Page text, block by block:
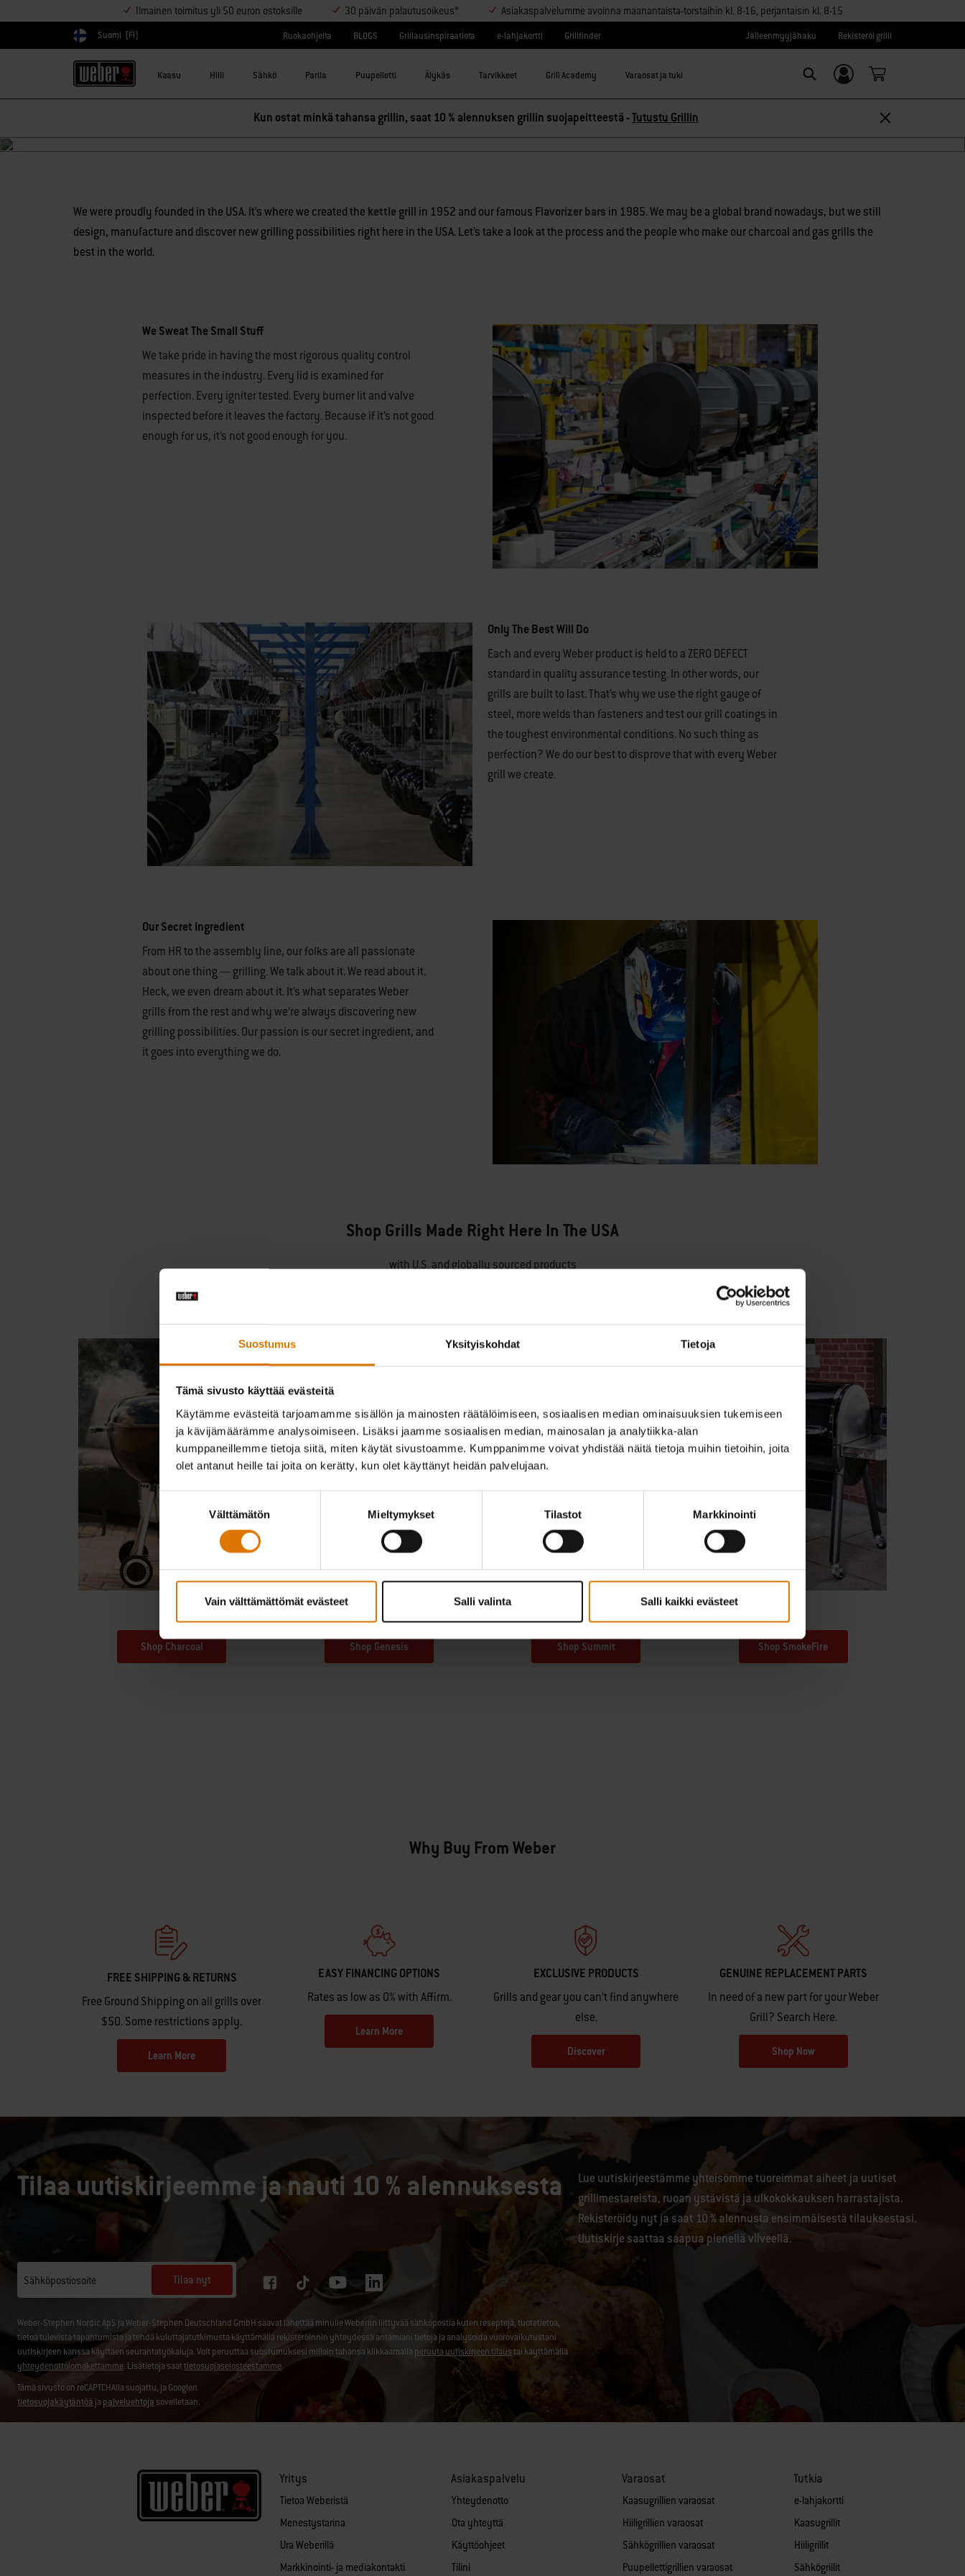
Suostumus Yksityiskohdat Tietoja
Tämä sivusto käyttää evästeitä
Käytämme evästeitä tarjoamamme sisällön ja mainosten räätälöimiseen, sosiaalisen median ominaisuuksien tukemiseen
ja kävijämäärämme analysoimiseen. Lisäksi jaamme sosiaalisen median, mainosalan ja analytiikka-alan
kumppaneillemme tietoja siitä, miten käytät sivustoamme. Kumppanimme voivat yhdistää näitä tietoja muihin tietoihin, joita
olet antanut heille tai joita on kerätty, kun olet käyttänyt heidän palvelujaan.
Välttämätön Mieltymykset Tilastot Markkinointi
Vain välttämättömät evästeet Salli valinta Salli kaikki evästeet
Ilmainen toimitus yli 50 euron ostoksille 30 päivän palautusoikeus* Asiakaspalvelumme avoinna maanantaista-torstaihin kl. 8-16, perjantaisin kl. 8-15
Valitse maa
Suomi (FI) Ruokaohjeita BLOGS Grillausinspiraatiota e-lahjakortti Grillfinder Jälleenmyyjähaku Rekisteröi grilli
Kaasu Hiili Sähkö Parila Puupelletti Älykäs Tarvikkeet Grill Academy Varaosat ja tuki
Kirjaudu sisään/
Rekisteröidy
Kun ostat minkä tahansa grillin, saat 10 % alennuksen grillin suojapeitteestä -Tutustu Grillin
Made In The Heart Of America
We were proudly founded in the USA. It’s where we created the kettle grill in 1952 and our famous Flavorizer bars in 1985. We may be a global brand nowadays, but we still
design, manufacture and discover new grilling possibilities right here in the USA. Let’s take a look at the process and the people who make our charcoal and gas grills the
best in the world.
We Sweat The Small Stuff
We take pride in having the most rigorous quality control
measures in the industry. Every lid is examined for
perfection. Every igniter tested. Every burner lit and valve
inspected before it leaves the factory. Because if it’s not good
enough for us, it’s not good enough for you.
Only The Best Will Do
Each and every Weber product is held to a ZERO DEFECT
standard in quality assurance testing. In other words, our
grills are built to last. That’s why we use the right gauge of
steel, more welds than fasteners and test our grill coatings in
the toughest environmental conditions. No such thing as
perfection? We do our best to disprove that with every Weber
grill we create.
Our Secret Ingredient
From HR to the assembly line, our folks are all passionate
about one thing — grilling. We talk about it. We read about it.
Heck, we even dream about it. It’s what separates Weber
grills from the rest and why we’re always discovering new
grilling possibilities. Our passion is our secret ingredient, and
it goes into everything we do.
Shop Grills Made Right Here In The USA
with U.S. and globally sourced products
Shop Charcoal Shop Genesis Shop Summit Shop SmokeFire
Why Buy From Weber
FREE SHIPPING & RETURNS
Free Ground Shipping on all grills over
$50. Some restrictions apply.
Learn More
EASY FINANCING OPTIONS
Rates as low as 0% with Affirm.
Learn More
EXCLUSIVE PRODUCTS
Grills and gear you can’t find anywhere
else.
Discover
GENUINE REPLACEMENT PARTS
In need of a new part for your Weber
Grill? Search Here.
Shop Now
Tilaa uutiskirjeemme ja nauti 10 % alennuksesta
Lue uutiskirjeestämme yhteisömme tuoreimmat aiheet ja uutiset
grillimestareista, ruoan ystävistä ja ulkokokkauksen harrastajista.
Rekisteröidy nyt ja saat 10 % alennusta ensimmäisestä tilauksestasi.
Uutiskirje saattaa saapua pienellä viiveellä.
Sähköpostiosoite Tilaa nyt
Weber-Stephen Nordic ApS ja Weber-Stephen Deutschland GmbH saavat lähettää minulle Weberiin liittyvää sähköpostia kuten reseptejä, tuotetietoa,
tietoa tulevista tapahtumista ja tehdä kuluttajatutkimusta käyttämällä rekisteröinnin yhteydessä antamiani tietoja ja analysoida vuorovaikutustani
uutiskirjeen kanssa käyttäen seurantatyökaluja. Voit peruuttaa suostumuksesi milloin tahansa klikkaamalla peruuta uutiskirjeen tilaustai käyttämällä
yhteydenottolomakettamme. Lisätietoja saattietosuojaselosteestamme.
Tämä sivusto on reCAPTCHAlla suojattu, ja Googlen
tietosuojakäytäntöä ja palveluehtoja sovelletaan.
Yritys
Tietoa Weberistä
Menestystarina
Ura Weberillä
Markkinointi- ja mediakontakti
Asiakaspalvelu
Yhteydenotto
Ota yhteyttä
Käyttöohjeet
Tilini
Varaosat
Kaasugrillien varaosat
Hiiligrillien varaosat
Sähkögrillien varaosat
Puupellettigrillien varaosat
Tutkia
e-lahjakortti
Kaasugrillit
Hiiligrillit
Sähkögrillit